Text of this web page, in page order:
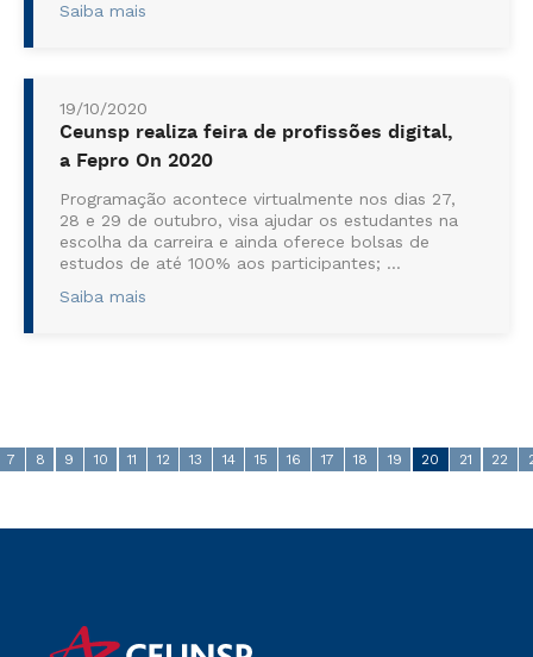
Saiba mais
19/10/2020
Ceunsp realiza feira de profissões digital,
a Fepro On 2020
Programação acontece virtualmente nos dias 27,
28 e 29 de outubro, visa ajudar os estudantes na
escolha da carreira e ainda oferece bolsas de
estudos de até 100% aos participantes; ...
Saiba mais
7 8 9 10 11 12 13 14 15 16 17 18 19 20 21 22